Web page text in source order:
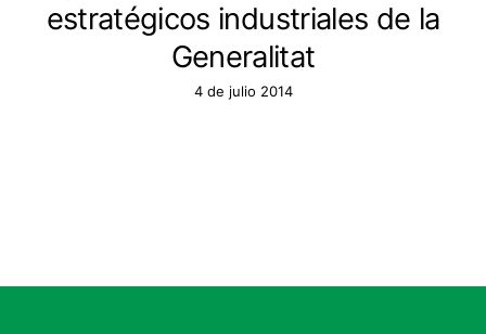
estratégicos industriales de la
Generalitat
4 de julio 2014